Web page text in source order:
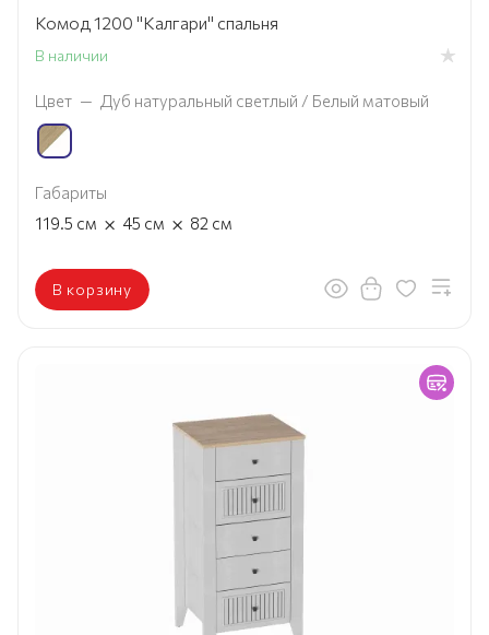
Комод 1200 "Калгари" спальня
В наличии
Цвет — Дуб натуральный светлый / Белый матовый
Габариты
119.5 см × 45 см × 82 см
В корзину